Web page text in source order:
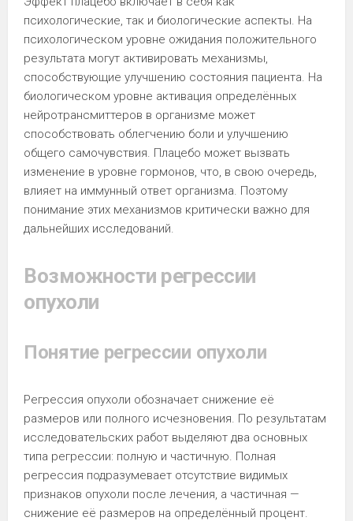
психологические, так и биологические аспекты. На
психологическом уровне ожидания положительного
результата могут активировать механизмы,
способствующие улучшению состояния пациента. На
биологическом уровне активация определённых
нейротрансмиттеров в организме может
способствовать облегчению боли и улучшению
общего самочувствия. Плацебо может вызвать
изменение в уровне гормонов, что, в свою очередь,
влияет на иммунный ответ организма. Поэтому
понимание этих механизмов критически важно для
дальнейших исследований.
Возможности регрессии
опухоли
Понятие регрессии опухоли
Регрессия опухоли обозначает снижение её
размеров или полного исчезновения. По результатам
исследовательских работ выделяют два основных
типа регрессии: полную и частичную. Полная
регрессия подразумевает отсутствие видимых
признаков опухоли после лечения, а частичная —
снижение её размеров на определённый процент.